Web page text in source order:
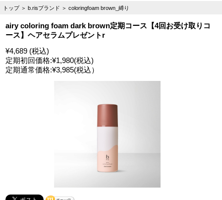
トップ ＞ b.risブランド ＞ coloringfoam brown_縛り
airy coloring foam dark brown定期コース【4回お受け取りコ
ース】ヘアセラムプレゼントr
¥4,689 (税込)
定期初回価格:¥1,980(税込)
定期通常価格:¥3,985(税込）